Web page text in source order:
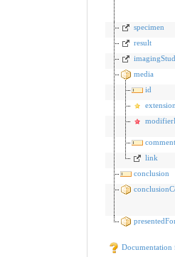
specimen
result
media
id
extension
comment
link
conclusion